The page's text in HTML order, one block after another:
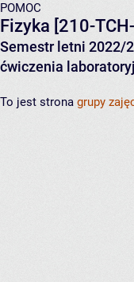
POMOC
Fizyka [210-
Semestr letni 2022/
ćwiczenia
To jest strona grupy